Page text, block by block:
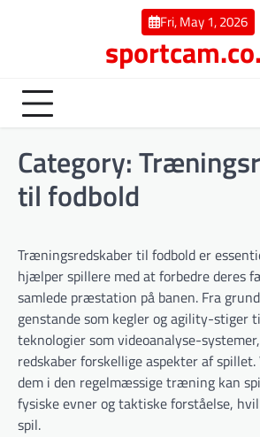
Fri, May 1, 2026
Category:
til fodbold
Træningsredskaber til fodbold er
hjælper spillere med at forbedre deres
samlede præstation på banen. Fra
genstande som kegler og agility-stiger
teknologier som videoanalyse-
redskaber forskellige aspekter af
dem i den regelmæssige træning kan
fysiske evner og taktiske forståelse,
spil.